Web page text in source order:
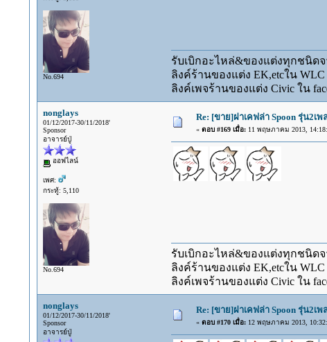
No.694
รับเบิกอะไหล่&ของแต่งทุกชนิด
ลิงค์ร้านของแต่ง EK,etcใน WLC
ลิงค์เพจร้านของแต่ง Civic ใน
nonglays
01/12/2017-30/11/2018'
Sponsor
อาจารย์ปู่
ออฟไลน์
เพศ:
กระทู้: 5,110
No.694
Re: [ขาย]ฝาเคฟล่า Spoon รุ่น2เ
« ตอบ #169 เมื่อ:11 พฤษภาคม 2013,
รับเบิกอะไหล่&ของแต่งทุกชนิด
ลิงค์ร้านของแต่ง EK,etcใน WLC
ลิงค์เพจร้านของแต่ง Civic ใน
nonglays
01/12/2017-30/11/2018'
Sponsor
อาจารย์ปู่
Re: [ขาย]ฝาเคฟล่า Spoon รุ่น2เ
« ตอบ #170 เมื่อ:12 พฤษภาคม 2013,